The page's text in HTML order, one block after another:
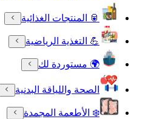
🥫 المنتجات الغذائية
💪 التغذية الرياضية
🌍 مستوردة لك
الصحة واللياقة البدنية
❄️ الأطعمة المجمدة